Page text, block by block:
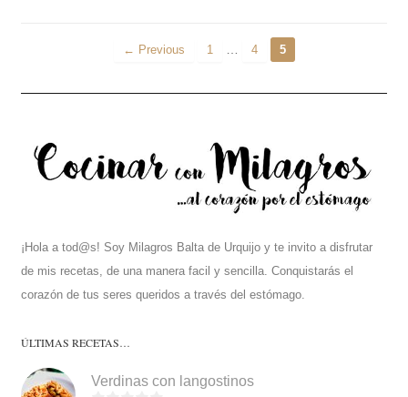
← Previous 1 4 5
¡Hola a tod@s! Soy Milagros Balta de Urquijo y te invito a disfrutar
de mis recetas, de una manera facil y sencilla. Conquistarás el
corazón de tus seres queridos a través del estómago.
ÚLTIMAS RECETAS…
Verdinas con langostinos